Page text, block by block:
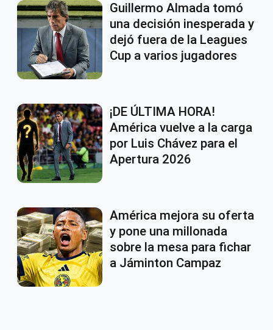
Guillermo Almada tomó
una decisión inesperada y
dejó fuera de la Leagues
Cup a varios jugadores
¡DE ÚLTIMA HORA!
América vuelve a la carga
por Luis Chávez para el
Apertura 2026
América mejora su oferta
y pone una millonada
sobre la mesa para fichar
a Jáminton Campaz